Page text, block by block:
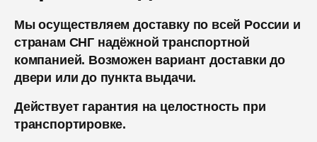
Мы осуществляем доставку по всей России и
странам СНГ надёжной транспортной
компанией. Возможен вариант доставки до
двери или до пункта выдачи.
Действует гарантия на целостность при
транспортировке.